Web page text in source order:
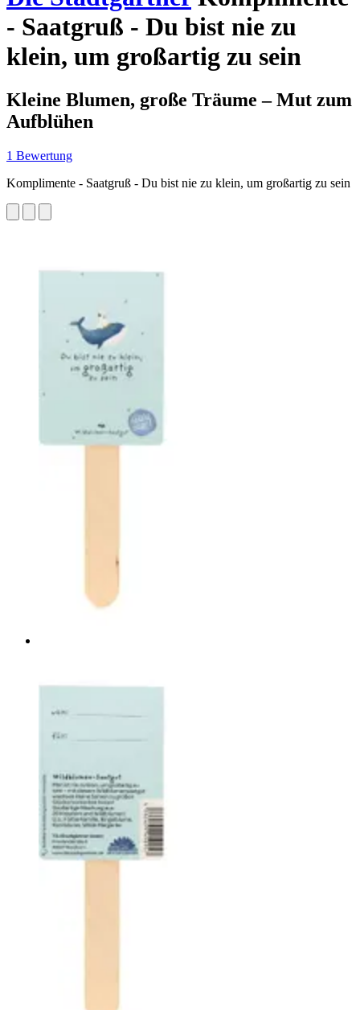
- Saatgruß - Du bist nie zu
klein, um großartig zu sein
Kleine Blumen, große Träume – Mut zum
Aufblühen
1 Bewertung
Komplimente - Saatgruß - Du bist nie zu klein, um großartig zu sein